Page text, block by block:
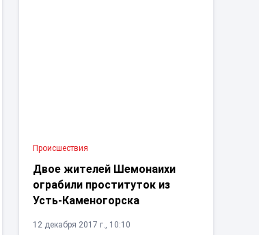
Проиcшествия
Двое жителей Шемонаихи
ограбили проституток из
Усть-Каменогорска
12 декабря 2017 г., 10:10